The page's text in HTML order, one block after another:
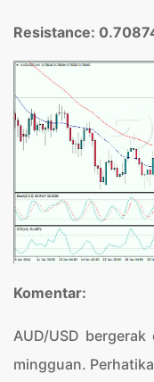
Resistance:
Komentar:
AUD/USD
mingguan.